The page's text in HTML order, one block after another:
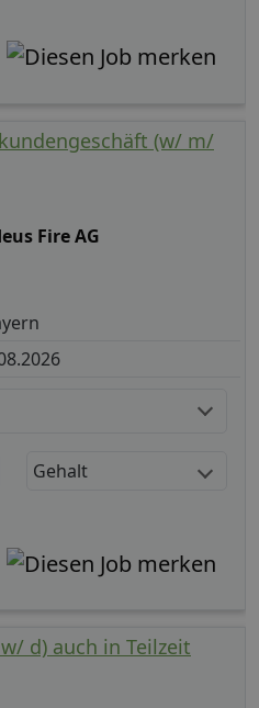
(w/ m/
Fire AG
Gehalt
d) auch in Teilzeit